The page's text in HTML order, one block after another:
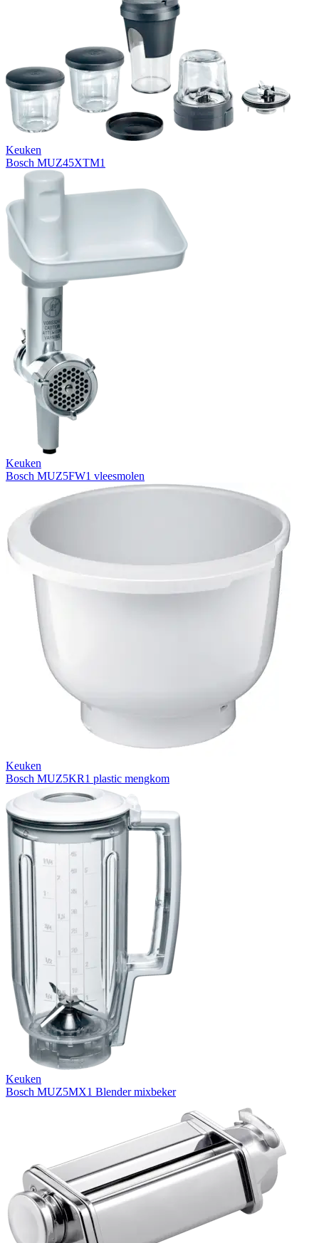
Keuken
Bosch MUZ45XTM1
Keuken
Bosch MUZ5FW1 vleesmolen
Keuken
Bosch MUZ5KR1 plastic mengkom
Keuken
Bosch MUZ5MX1 Blender mixbeker